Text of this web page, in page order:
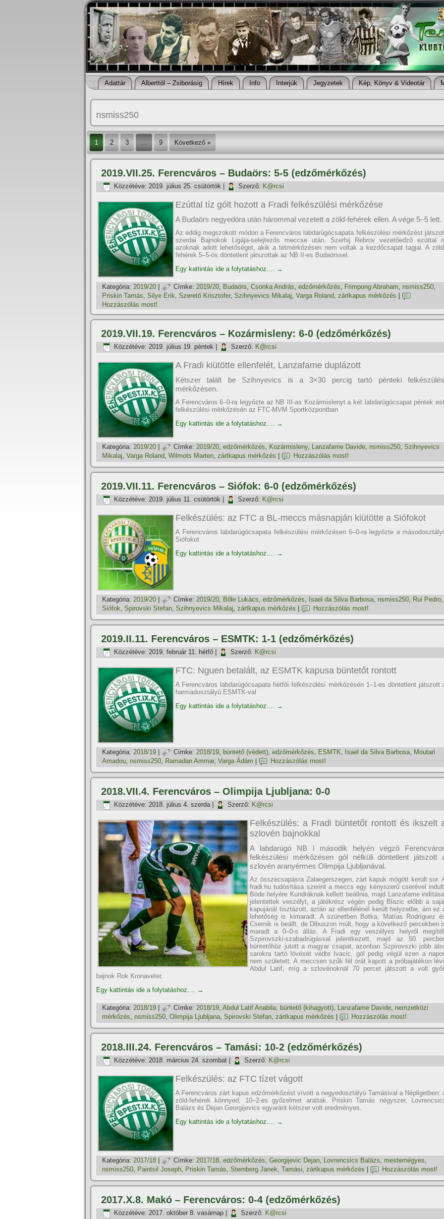
Adattár Alberttól – Zsiborásig Hí­rek Info Interjúk Jegyzetek Kép, Könyv & Videotár
nsmiss250
1 2 3 … 9 Következő »
2019.VII.25. Ferencváros – Budaörs: 5-5 (edzőmérkőzés)
Közzétéve: 2019. július 25. csütörtök Szerző: K@rcsi
Ezúttal tí­z gólt hozott a Fradi felkészülési mérkőzése
A Budaörs negyedóra után hárommal vezetett a zöld-fehérek ellen. A vége 5–5 lett.
Az eddig megszokott módon a Ferencváros labdarúgócsapata felkészülési mérkőzést
szerdai Bajnokok Ligája-selejtezős meccse után. Szerhij Rebrov vezetőedző ezúttal
azoknak adott lehetőséget, akik a tétmérkőzésen nem voltak a kezdőcsapat tagjai. A
fehérek 5–5-ös döntetlent játszottak az NB II-es Budaörssel.
Egy kattintás ide a folytatáshoz.... →
Kategória: 2019/20 Címke: 2019/20, Budaörs, Csonka András, edzőmérkőzés, Frimpong Abraham, nsmiss250,
Priskin Tamás, Silye Erik, Szerető Krisztofer, Szihnyevics Mikalaj, Varga Roland, zártkapus mérkőzés
Hozzászólás most!
2019.VII.19. Ferencváros – Kozármisleny: 6-0 (edzőmérkőzés)
Közzétéve: 2019. július 19. péntek Szerző: K@rcsi
A Fradi kiütötte ellenfelét, Lanzafame duplázott
Kétszer talált be Szihnyevics is a 3×30 percig tartó pénteki
mérkőzésen.
A Ferencváros 6–0-ra legyőzte az NB III-as Kozármislenyt a két labdarúgócsapat péntek
felkészülési mérkőzésén az FTC-MVM Sportközpontban
Egy kattintás ide a folytatáshoz.... →
Kategória: 2019/20 Címke: 2019/20, edzőmérkőzés, Kozármisleny, Lanzafame Davide, nsmiss250, Szihnyevics
Mikalaj, Varga Roland, Wilmots Marten, zártkapus mérkőzés Hozzászólás most!
2019.VII.11. Ferencváros – Siófok: 6-0 (edzőmérkőzés)
Közzétéve: 2019. július 11. csütörtök Szerző: K@rcsi
Felkészülés: az FTC a BL-meccs másnapján kiütötte a Siófokot
A Ferencváros labdarúgócsapata felkészülési mérkőzésen 6–0-ra legyőzte a
Siófokot
Egy kattintás ide a folytatáshoz.... →
Kategória: 2019/20 Címke: 2019/20, Bőle Lukács, edzőmérkőzés, Isael da Silva Barbosa, nsmiss250, Rui Pedro,
Siófok, Spirovski Stefan, Szihnyevics Mikalaj, zártkapus mérkőzés Hozzászólás most!
2019.II.11. Ferencváros – ESMTK: 1-1 (edzőmérkőzés)
Közzétéve: 2019. február 11. hétfő Szerző: K@rcsi
FTC: Nguen betalált, az ESMTK kapusa büntetőt rontott
A Ferencváros labdarúgócsapata hétfői felkészülési mérkőzésén 1–1-es döntetlent játszott
harmadosztályú ESMTK-val
Egy kattintás ide a folytatáshoz.... →
Kategória: 2018/19 Címke: 2018/19, büntető (védett), edzőmérkőzés, ESMTK, Isael da Silva Barbosa, Moutari
Amadou, nsmiss250, Ramadan Ammar, Varga Ádám Hozzászólás most!
2018.VII.4. Ferencváros – Olimpija Ljubljana: 0-0
Közzétéve: 2018. július 4. szerda| Szerző: K@rcsi
Felkészülés: a Fradi büntetőt rontott és ikszelt
szlovén bajnokkal
A labdarúgó NB I második helyén végző
felkészülési mérkőzésen gól nélküli döntetlent játszott
szlovén aranyérmes Olimpija Ljubljanával.
Az összecsapásra Zalaegerszegen, zárt kapuk mögött került sor.
fradi.hu tudósí­tása szerint a meccs egy kényszerű cserével
Böde helyére Kundráknak kellett beállnia, majd Lanzafame
jelentettek veszélyt, a játékrész végén pedig Blazic előbb a
kapujánál tisztázott, aztán az ellenfélénél került helyzetbe, ám ez
lehetőség is kimaradt. A szünetben Botka, Matí­as Rodrí­guez
Csernik is beállt, de Dibuszon múlt, hogy a következő percekben
maradt a 0–0-s állás. A Fradi egy veszélyes helyről
Szpirovszki-szabadrúgással jelentkezett, majd az 50.
büntetőhöz jutott a magyar csapat, azonban Szpirovszki jobb
sarokra tartó lövését védte Ivacic, gól pedig végül ezen a
nem született. A meccsen szűk fél órát kapott a próbajátékon
Abdul Latif, mí­g a szlovénoknál 70 percet játszott a volt
bajnok Rok Kronaveter.
Egy kattintás ide a folytatáshoz.... →
Kategória: 2018/19 Címke: 2018/19, Abdul Latif Anabila, büntető (kihagyott), Lanzafame Davide, nemzetközi
mérkőzés, nsmiss250, Olimpija Ljubljana, Spirovski Stefan, zártkapus mérkőzés Hozzászólás most!
2018.III.24. Ferencváros – Tamási: 10-2 (edzőmérkőzés)
Közzétéve: 2018. március 24. szombat Szerző: K@rcsi
Felkészülés: az FTC tí­zet vágott
A Ferencváros zárt kapus edzőmérkőzést ví­vott a negyedosztályú Tamásival a Népligetben:
zöld-fehérek könnyed, 10–2-es győzelmet arattak. Priskin Tamás négyszer,
Balázs és Dejan Georgijevics egyaránt kétszer volt eredményes.
Egy kattintás ide a folytatáshoz.... →
Kategória: 2017/18 Címke: 2017/18, edzőmérkőzés, Georgijevic Dejan, Lovrencsics Balázs, mesternégyes,
nsmiss250, Paintsil Joseph, Priskin Tamás, Sternberg Janek, Tamási, zártkapus mérkőzés Hozzászólás most!
2017.X.8. Makó – Ferencváros: 0-4 (edzőmérkőzés)
Közzétéve: 2017. október 8. vasárnap Szerző: K@rcsi